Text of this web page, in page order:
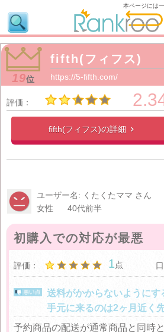
19位
fifth(フィフス)
https://5-fifth.com/
評価：
fifth(フィフス)の詳細 
ユーザー名: くたくたママ さん
女性
40代前半
初購入での対応が最悪
評価： 1点
送料がかからないようにす
手元に来るのは2ヶ月近く
予約商品の配送が通常商品と同時
本ページには